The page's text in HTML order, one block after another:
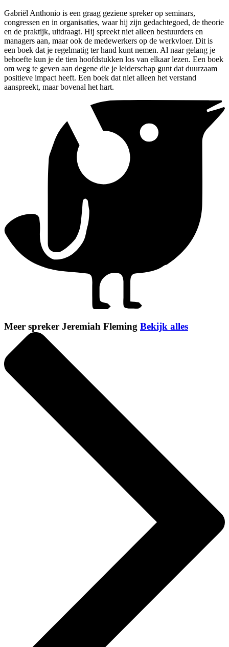
Gabriël Anthonio is een graag geziene spreker op seminars,
congressen en in organisaties, waar hij zijn gedachtegoed, de theorie
en de praktijk, uitdraagt. Hij spreekt niet alleen bestuurders en
managers aan, maar ook de medewerkers op de werkvloer. Dit is
een boek dat je regelmatig ter hand kunt nemen. Al naar gelang je
behoefte kun je de tien hoofdstukken los van elkaar lezen. Een boek
om weg te geven aan degene die je leiderschap gunt dat duurzaam
positieve impact heeft. Een boek dat niet alleen het verstand
aanspreekt, maar bovenal het hart.
Meer spreker Jeremiah Fleming Bekijk alles